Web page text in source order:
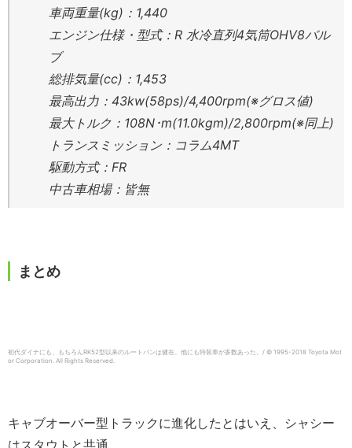
車両重量(kg)：1,440
エンジン仕様・型式：R 水冷直列4気筒OHV8バル
ブ
総排気量(cc)：1,453
最高出力：43kw(58ps)/4,400rpm(※グロス値)
最大トルク：108N･m(11.0kgm)/2,800rpm(※同上)
トランスミッション：コラム4MT
駆動方式：FR
中古車相場：皆無
まとめ
初代ダイナにも、もちろんRK52型以来のルートバンは健在。他にも特装車が多数あった。/ © 1995-2018 Toyota Mot
or Corporation. All Rights Reserved.
キャブオーバー型トラックに進化したとはいえ、シャシー